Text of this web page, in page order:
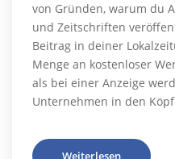
von Gründen, warum du
und Zeitschriften
Beitrag in deiner
Menge an kostenloser
als bei einer Anzeige
Unternehmen in den
Weiterlesen